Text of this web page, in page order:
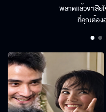
พลาดแล้วจะเสีย
ที่คุณต้อง